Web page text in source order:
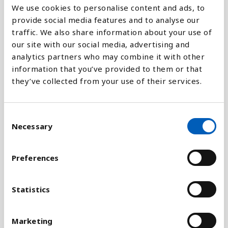
We use cookies to personalise content and ads, to
provide social media features and to analyse our
traffic. We also share information about your use of
our site with our social media, advertising and
analytics partners who may combine it with other
information that you’ve provided to them or that
they’ve collected from your use of their services.
Necessary
Preferences
Statistics
Marketing
Tuberkulose er en smitsom infektionssygdom som
tager livet af rigtig mange mennesker hvert år.
Tuberkulose er i dag et af verdens store
helbredsproblemer, til trods for at der findes
effektive metoder og midler til at bekæmpe
infektionen.
stoppe epidemiene af aids, tuberkulose, malaria og
forsømte tropiske sygdomme samt bekæmpelse af
sygdomme inden 2030.
Tallene opgivet i denne statistik er middelværdien
SDG Indicators under.